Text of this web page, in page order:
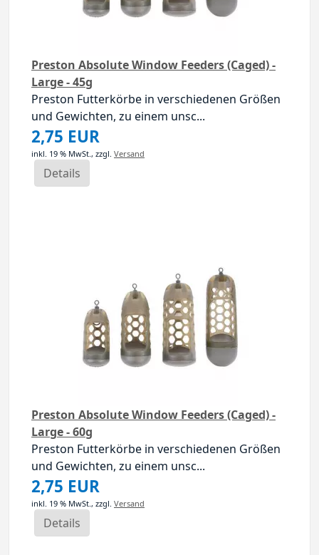
Preston Absolute Window Feeders (Caged) -
Large - 45g
Preston Futterkörbe in verschiedenen Größen
und Gewichten, zu einem unsc...
2,75 EUR
inkl. 19 % MwSt., zzgl. Versand
Details
Preston Absolute Window Feeders (Caged) -
Large - 60g
Preston Futterkörbe in verschiedenen Größen
und Gewichten, zu einem unsc...
2,75 EUR
inkl. 19 % MwSt., zzgl. Versand
Details